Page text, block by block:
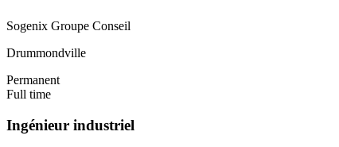
Sogenix Groupe Conseil
Drummondville
Permanent
Full time
Ingénieur industriel